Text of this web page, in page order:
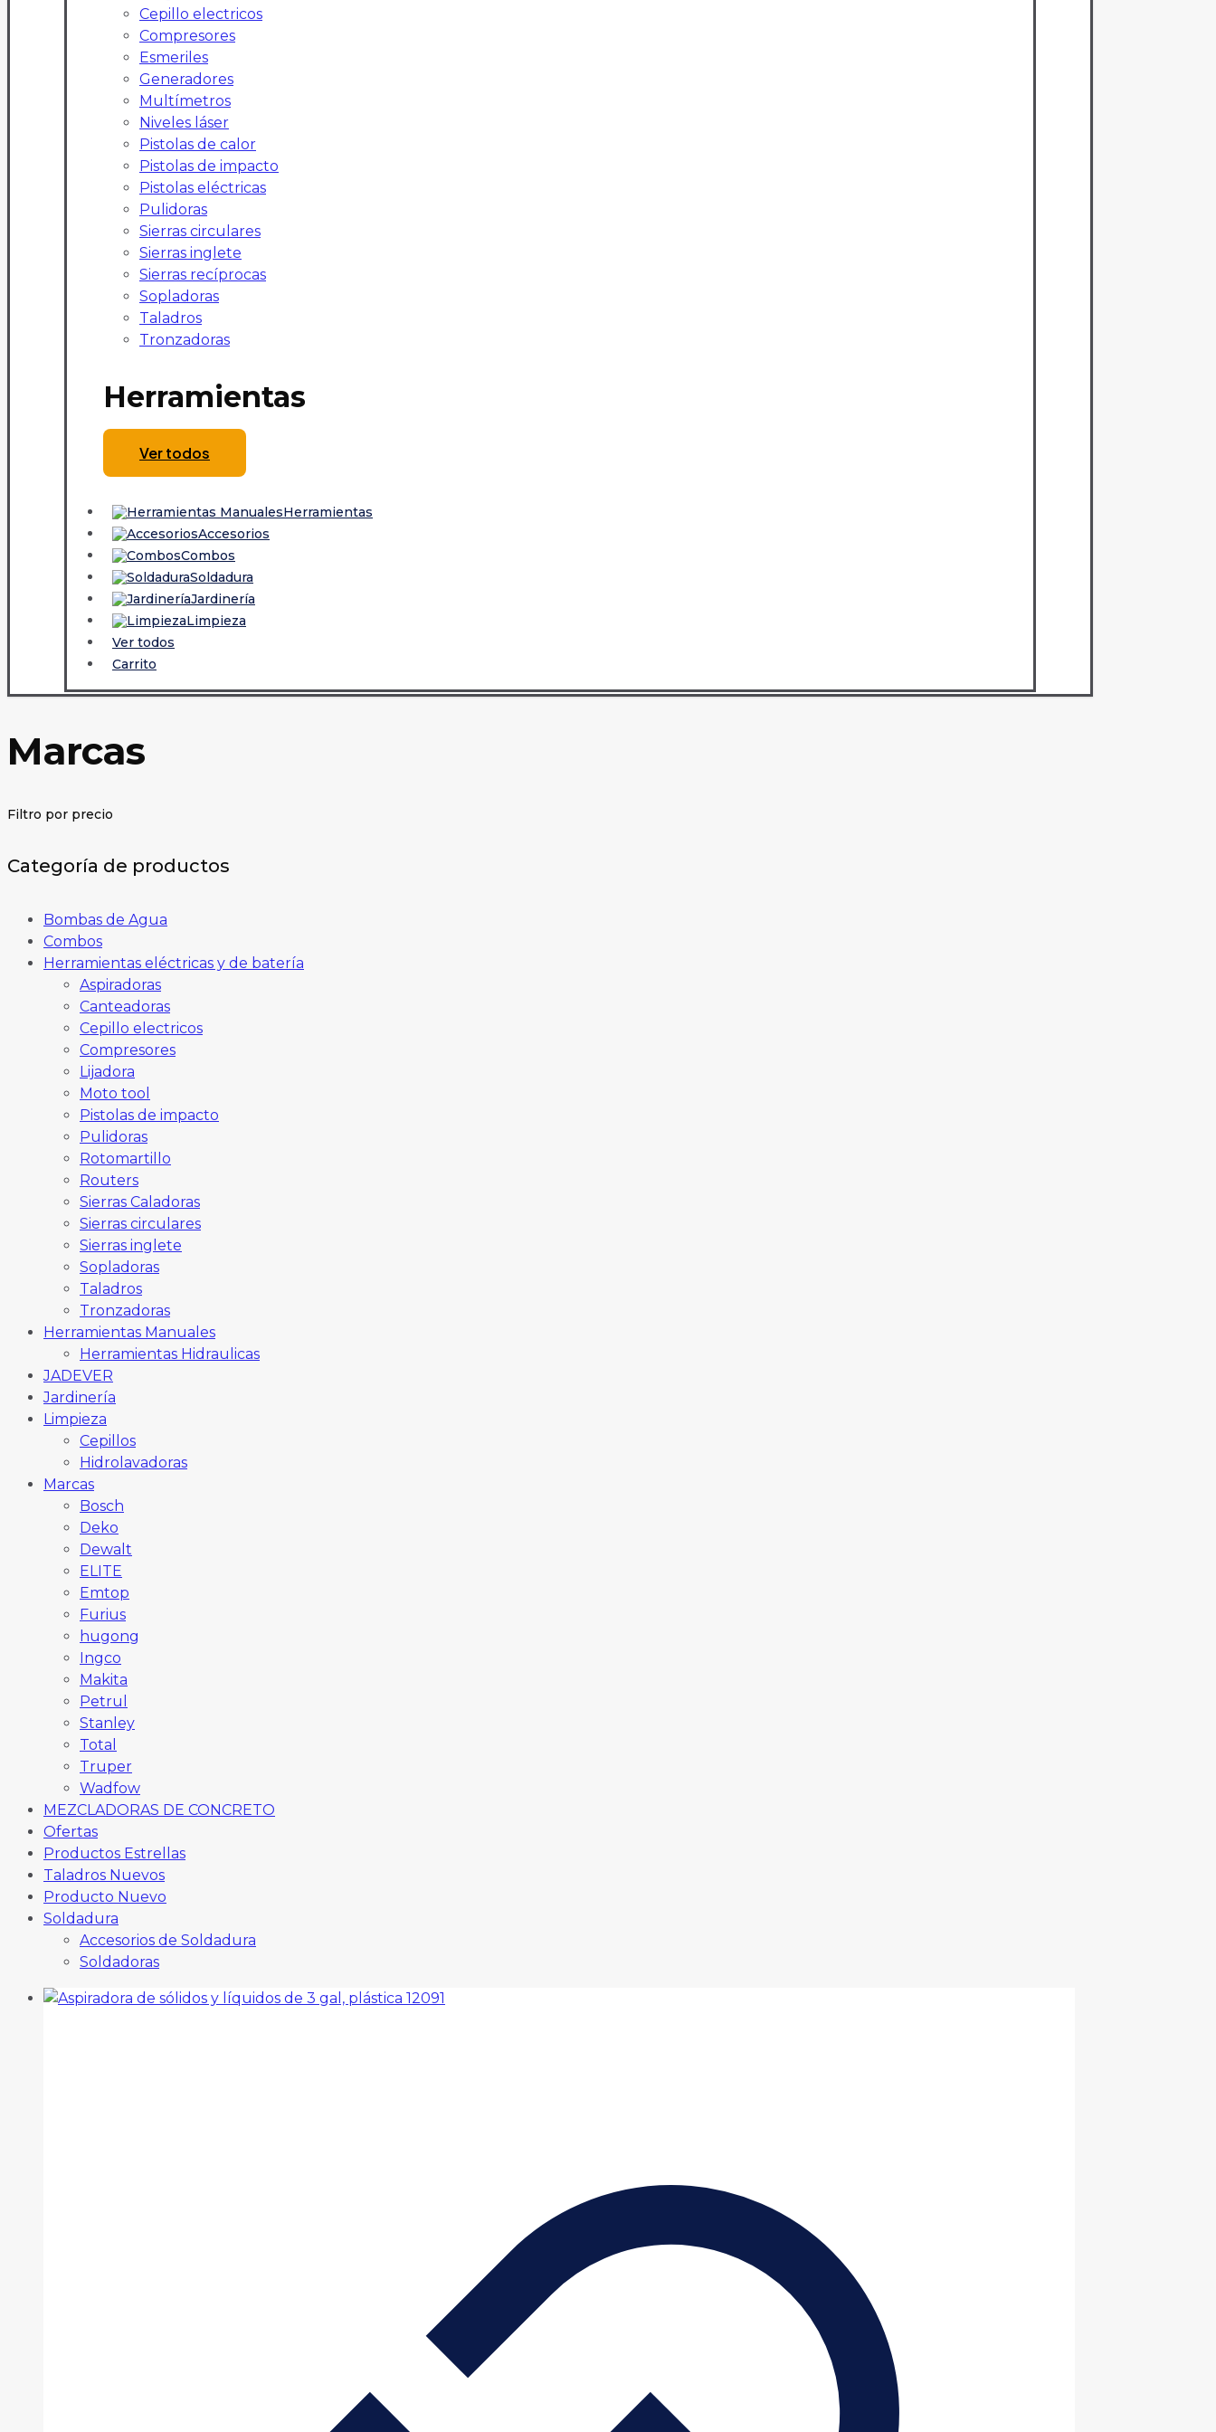
Cepillo electricos
Compresores
Esmeriles
Generadores
Multímetros
Niveles láser
Pistolas de calor
Pistolas de impacto
Pistolas eléctricas
Pulidoras
Sierras circulares
Sierras inglete
Sierras recíprocas
Sopladoras
Taladros
Tronzadoras
Herramientas
Ver todos
Herramientas
Accesorios
Combos
Soldadura
Jardinería
Limpieza
Ver todos
Carrito
Marcas
Filtro por precio
Categoría de productos
Bombas de Agua
Combos
Herramientas eléctricas y de batería
Aspiradoras
Canteadoras
Cepillo electricos
Compresores
Lijadora
Moto tool
Pistolas de impacto
Pulidoras
Rotomartillo
Routers
Sierras Caladoras
Sierras circulares
Sierras inglete
Sopladoras
Taladros
Tronzadoras
Herramientas Manuales
Herramientas Hidraulicas
JADEVER
Jardinería
Limpieza
Cepillos
Hidrolavadoras
Marcas
Bosch
Deko
Dewalt
ELITE
Emtop
Furius
hugong
Ingco
Makita
Petrul
Stanley
Total
Truper
Wadfow
MEZCLADORAS DE CONCRETO
Ofertas
Productos Estrellas
Taladros Nuevos
Producto Nuevo
Soldadura
Accesorios de Soldadura
Soldadoras